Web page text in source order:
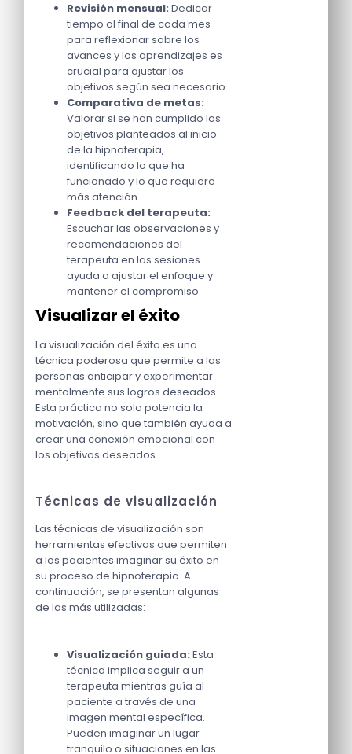
Revisión mensual: Dedicar
tiempo al final de cada mes
para reflexionar sobre los
avances y los aprendizajes es
crucial para ajustar los
objetivos según sea necesario.
Comparativa de metas:
Valorar si se han cumplido los
objetivos planteados al inicio
de la hipnoterapia,
identificando lo que ha
funcionado y lo que requiere
más atención.
Feedback del terapeuta:
Escuchar las observaciones y
recomendaciones del
terapeuta en las sesiones
ayuda a ajustar el enfoque y
mantener el compromiso.
Visualizar el éxito
La visualización del éxito es una
técnica poderosa que permite a las
personas anticipar y experimentar
mentalmente sus logros deseados.
Esta práctica no solo potencia la
motivación, sino que también ayuda a
crear una conexión emocional con
los objetivos deseados.
Técnicas de visualización
Las técnicas de visualización son
herramientas efectivas que permiten
a los pacientes imaginar su éxito en
su proceso de hipnoterapia. A
continuación, se presentan algunas
de las más utilizadas:
Visualización guiada: Esta
técnica implica seguir a un
terapeuta mientras guía al
paciente a través de una
imagen mental específica.
Pueden imaginar un lugar
tranquilo o situaciones en las